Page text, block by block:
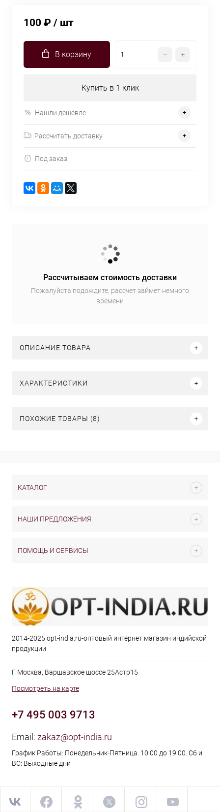
100 ₽ / шт
В корзину
Купить в 1 клик
Нашли дешевле
Рассчитать доставку
Под заказ
Рассчитываем стоимость доставки
Пожалуйста подождите, рассчет займет немного
времени
ОПИСАНИЕ ТОВАРА
ХАРАКТЕРИСТИКИ
ПОХОЖИЕ ТОВАРЫ (8)
КАТАЛОГ
НАШИ ПРЕДЛОЖЕНИЯ
ПОМОЩЬ И СЕРВИСЫ
2014-2025 opt-india.ru-оптовый интернет магазин индийской
продукции
Г. Москва, Варшавское шоссе 25Астр15
Посмотреть на карте
+7 495 003 9713
Email: zakaz@opt-india.ru
График Работы: Понедельник-Пятница. 10:00 до 19:00. Сб и
ВС: Выходные дни